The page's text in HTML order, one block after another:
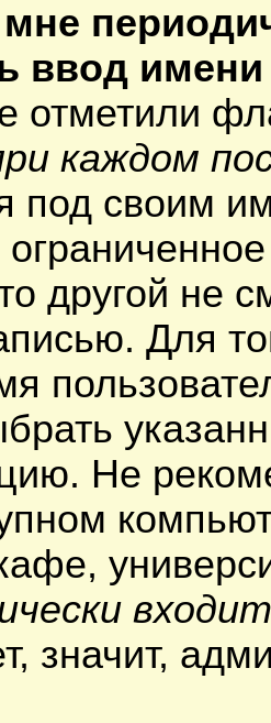
ввод
отметили
каждом
под своим
другой не
Для
Не
значит,